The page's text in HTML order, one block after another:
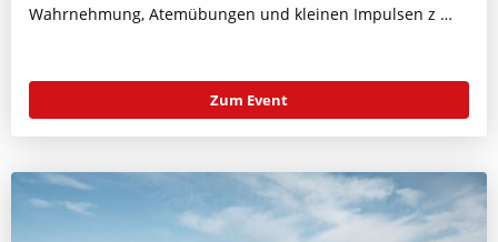
Wahrnehmung, Atemübungen und kleinen Impulsen z …
Zum Event